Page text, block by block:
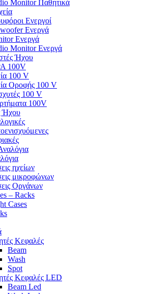
Monitor Παθητικά
Ενεργοί
Ενεργά
Ενεργά
Monitor Ενεργά
Ήχου
100V
100 V
Οροφής 100 V
100 V
100V
Ήχου
ηχείων
μικροφώνων
Οργάνων
– Racks
Cases
Κεφαλές
Beam
Wash
Spot
Κεφαλές LED
Beam Led